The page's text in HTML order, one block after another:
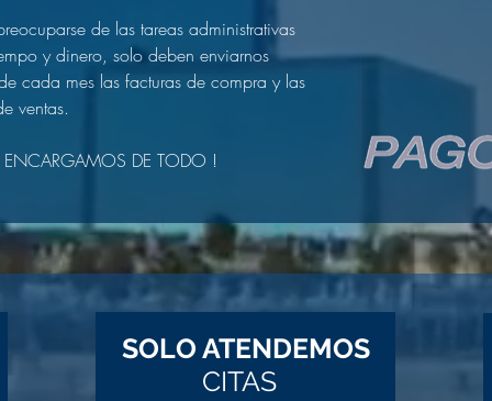
de las tareas administrativas
y dinero, solo deben enviarnos
cada mes las facturas de compra y las
ventas.
DE TODO !
SOLO ATENDEMOS
CITAS